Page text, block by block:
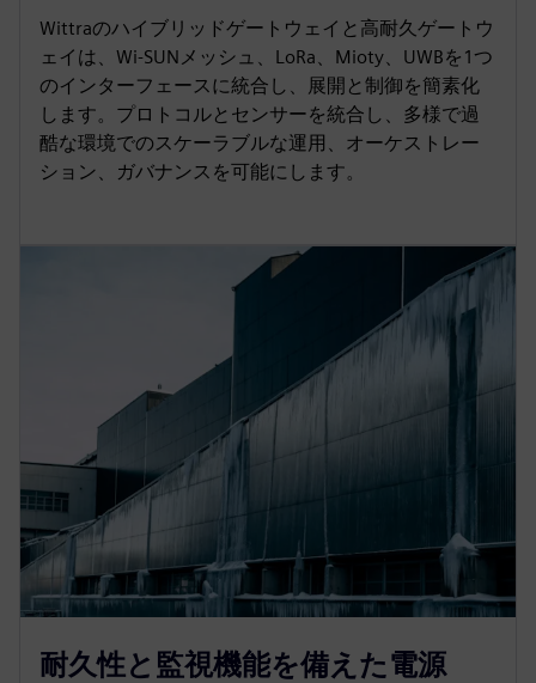
Wittraのハイブリッドゲートウェイと高耐久ゲートウ
ェイは、Wi-SUNメッシュ、LoRa、Mioty、UWBを1つ
のインターフェースに統合し、展開と制御を簡素化
します。プロトコルとセンサーを統合し、多様で過
酷な環境でのスケーラブルな運用、オーケストレー
ション、ガバナンスを可能にします。
耐久性と監視機能を備えた電源